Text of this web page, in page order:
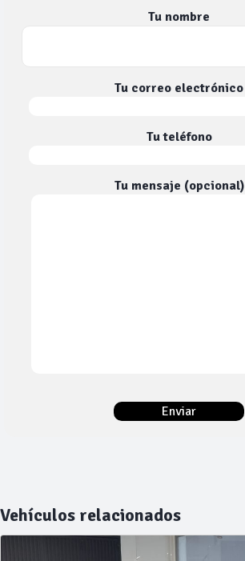
Tu nombre
Tu correo electrónico
Tu teléfono
Tu mensaje (opcional)
Vehículos relacionados